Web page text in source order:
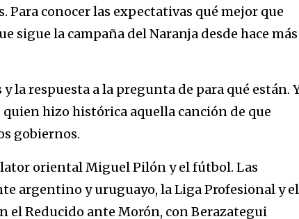
Para conocer las expectativas qué mejor que
sigue la campaña del Naranja desde hace más
la respuesta a la pregunta de para qué están.
hizo histórica aquella canción de que
gobiernos.
oriental Miguel Pilón y el fútbol. Las
argentino y uruguayo, la Liga Profesional y el
el Reducido ante Morón, con Berazategui